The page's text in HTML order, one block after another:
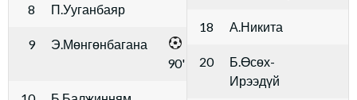
8 П.Ууганбаяр
9
Э.Мөнгөнбагана
90'
18 А.Никита
20
Б.Өсөх-
Ирээдүй